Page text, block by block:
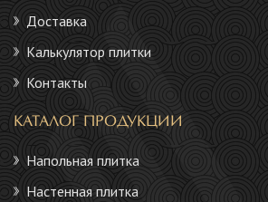
Доставка
Калькулятор плитки
Контакты
КАТАЛОГ ПРОДУКЦИИ
Напольная плитка
Настенная плитка